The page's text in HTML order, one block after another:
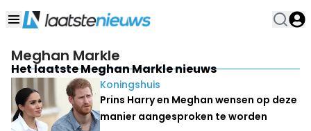
Meghan Markle
Het laatste Meghan Markle nieuws
Koningshuis
Prins Harry en Meghan wensen op deze
manier aangesproken te worden